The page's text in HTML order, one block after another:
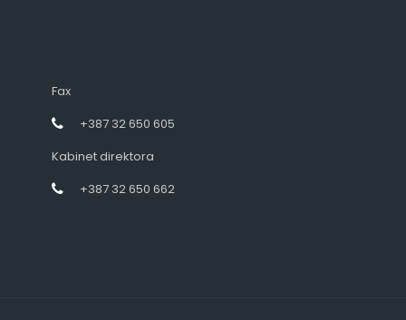
Fax
+387 32 650 605
Kabinet direktora
+387 32 650 662